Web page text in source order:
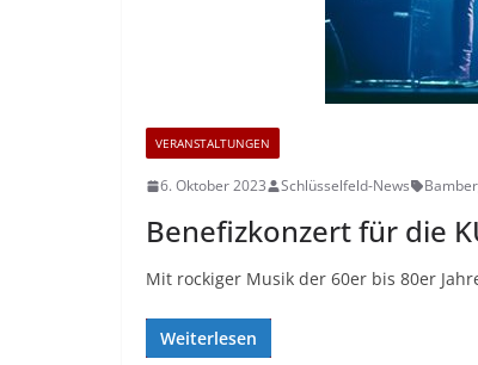
VERANSTALTUNGEN
6. Oktober 2023 Schlüsselfeld-News
Benefizkonzert für die
Mit rockiger Musik der 60er bis 80er
Weiterlesen